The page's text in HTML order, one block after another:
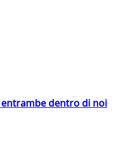
dentro di noi